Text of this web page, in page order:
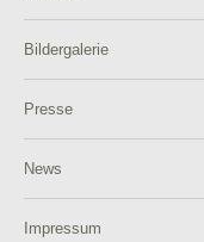
Bildergalerie
Presse
News
Impressum